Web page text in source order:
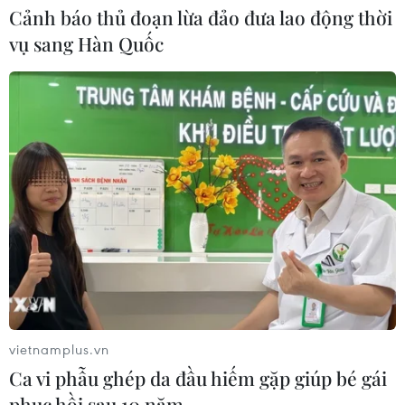
Xem thêm
CƠ QUAN CHỦ QUẢN: THÔNG TẤN XÃ VIỆT NAM
Tổng Biên tập: TRẦN TIẾN DUẨN
Phó Tổng Biên tập: NGUYỄN THỊ TÁM, KHÚC THANH
THỦY
Sở hữu trí tuệ
Quy định sử dụng
RSS
Hỗ trợ
Ngôn ngữ
Dịch vụ tin
Quảng cáo
Cảnh báo thủ đoạn lừa đảo đưa lao động thời
vụ sang Hàn Quốc
vietnamplus.vn
Ca vi phẫu ghép da đầu hiếm gặp giúp bé gái